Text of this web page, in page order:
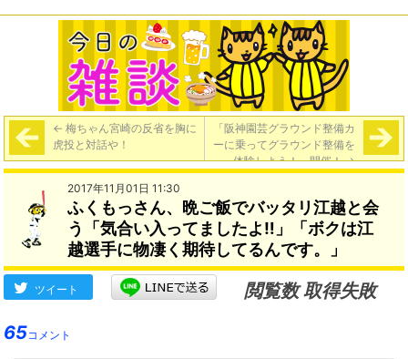
← 梅ちゃん宮崎の反省を胸に
虎投と対話や！
「阪神園芸グラウンド整備カ
ーに乗ってグラウンド整備を
体験しよう！」開催！→
2017年11月01日 11:30
ふくもっさん、晩ご飯でバッタリ江越と会
う「気合い入ってましたよ‼️」「ボクは江
越選手に物凄く期待してるんです。」
ツイート
閲覧数 取得失敗
65コメント